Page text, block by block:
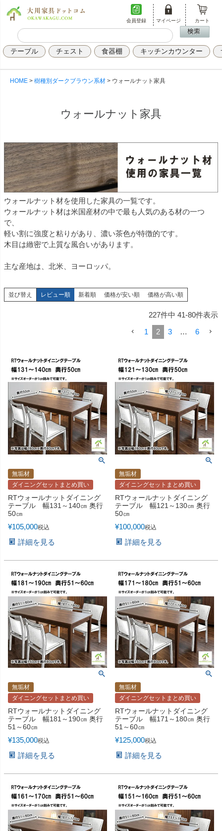
会員登録 マイページ カート
テーブル チェスト 食器棚 キッチンカウンター
HOME 樹種別ダークブラウン系材 ウォールナット家具
ウォールナット家具
ウォールナット材を使用した家具の一覧です。
ウォールナット材は米国産材の中で最も人気のある材の一つ
で、
軽い割に強度と粘りがあり、濃い茶色が特徴的です。
木目は緻密で上質な風合いがあります。
主な産地は、北米、ヨーロッパ。
並び替え レビュー順 新着順 価格が安い順 価格が高い順
227件中 41-80件表示
1
2 3 … 6
無垢材
ダイニングセットまとめ買い
RTウォールナットダイニング
テーブル 幅131～140㎝ 奥行
50㎝
¥105,000税込
詳細を見る
無垢材
ダイニングセットまとめ買い
RTウォールナットダイニング
テーブル 幅121～130㎝ 奥行
50㎝
¥100,000税込
詳細を見る
無垢材
ダイニングセットまとめ買い
RTウォールナットダイニング
テーブル 幅181～190㎝ 奥行
51～60㎝
¥135,000税込
詳細を見る
無垢材
ダイニングセットまとめ買い
RTウォールナットダイニング
テーブル 幅171～180㎝ 奥行
51～60㎝
¥125,000税込
詳細を見る